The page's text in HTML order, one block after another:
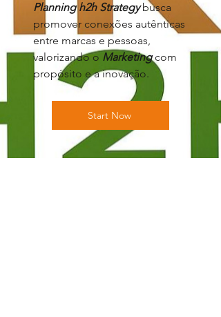
Planning h2h Strategybusca
promover conexões autênticas
entre marcas e pessoas,
valorizando o Marketing com
propósito e a inovação.
Start Now